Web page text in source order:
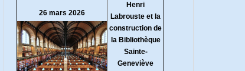
26 mars 2026
Henri
Labrouste et la
construction de
la Bibliothèque
Sainte-
Geneviève